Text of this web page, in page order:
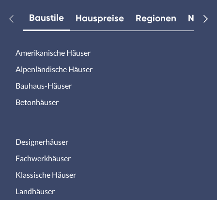
Baustile Hauspreise Regionen
Amerikanische Häuser
Alpenländische Häuser
Bauhaus-Häuser
Betonhäuser
Designerhäuser
Fachwerkhäuser
Klassische Häuser
Landhäuser